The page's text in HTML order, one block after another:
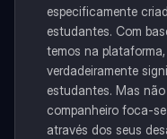
especificamente
estudantes. Com
temos na
verdadeiramente
estudantes. Mas
companheiro foca-
através dos seus